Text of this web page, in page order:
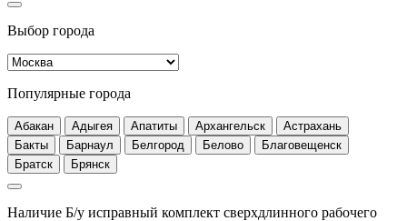
Выбор города
Популярные города
Абакан Адыгея Апатиты Архангельск
Астрахань
Бакты
Барнаул Белгород Белово
Благовещенск
Братск
Брянск
Наличие Б/у исправный комплект сверхдлинного рабочего